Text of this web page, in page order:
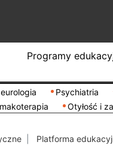
Programy
Psychiatria
Otyłość i
Platforma